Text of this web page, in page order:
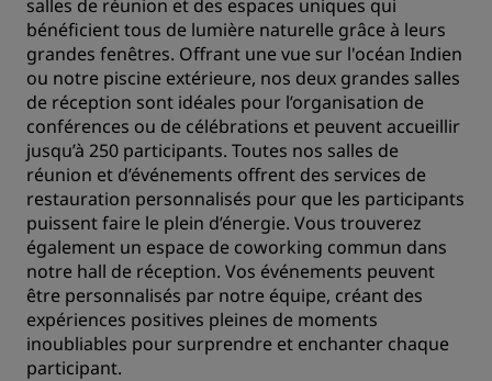
salles de réunion et des espaces uniques qui
bénéficient tous de lumière naturelle grâce à leurs
grandes fenêtres. Offrant une vue sur l'océan Indien
ou notre piscine extérieure, nos deux grandes salles
de réception sont idéales pour l’organisation de
conférences ou de célébrations et peuvent accueillir
jusqu’à 250 participants. Toutes nos salles de
réunion et d’événements offrent des services de
restauration personnalisés pour que les participants
puissent faire le plein d’énergie. Vous trouverez
également un espace de coworking commun dans
notre hall de réception. Vos événements peuvent
être personnalisés par notre équipe, créant des
expériences positives pleines de moments
inoubliables pour surprendre et enchanter chaque
participant.